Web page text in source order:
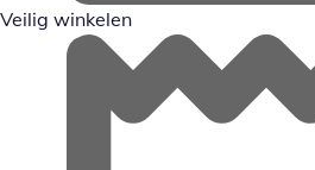
Veilig winkelen